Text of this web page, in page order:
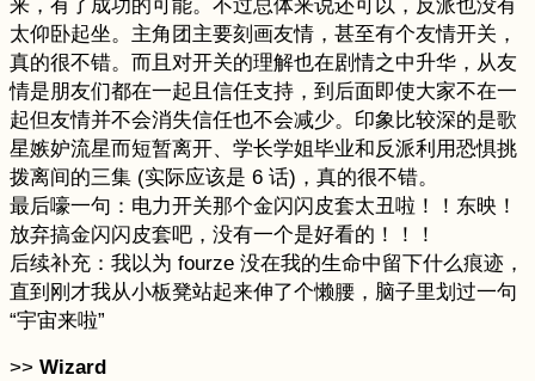
来，有了成功的可能。不过总体来说还可以，反派也没有
太仰卧起坐。主角团主要刻画友情，甚至有个友情开关，
真的很不错。而且对开关的理解也在剧情之中升华，从友
情是朋友们都在一起且信任支持，到后面即使大家不在一
起但友情并不会消失信任也不会减少。印象比较深的是歌
星嫉妒流星而短暂离开、学长学姐毕业和反派利用恐惧挑
拨离间的三集 (实际应该是 6 话)，真的很不错。
最后嚎一句：电力开关那个金闪闪皮套太丑啦！！东映！
放弃搞金闪闪皮套吧，没有一个是好看的！！！
后续补充：我以为 fourze 没在我的生命中留下什么痕迹，
直到刚才我从小板凳站起来伸了个懒腰，脑子里划过一句
“宇宙来啦”
>> Wizard